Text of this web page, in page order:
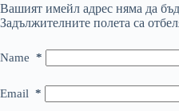
Вашият имейл адрес няма да
Задължителните полета са
Name *
Email *